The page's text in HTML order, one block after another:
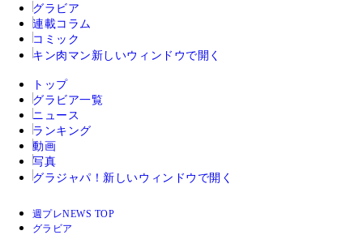
グラビア
連載コラム
コミック
キン肉マン 新しいウィンドウで開く
トップ
グラビア一覧
ニュース
ランキング
動画
写真
グラジャパ！ 新しいウィンドウで開く
週プレNEWS TOP
グラビア